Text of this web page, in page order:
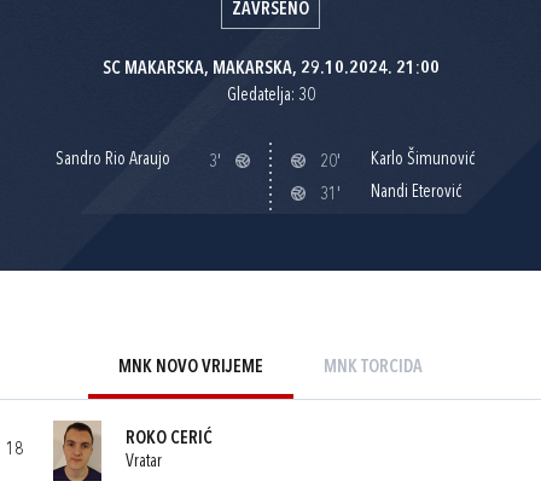
ZAVRŠENO
SC MAKARSKA, MAKARSKA, 29.10.2024. 21:00
Gledatelja: 30
Sandro Rio Araujo 3' 20'
Karlo Šimunović
31'
Nandi Eterović
MNK NOVO VRIJEME MNK TORCIDA
18
ROKO CERIĆ
Vratar